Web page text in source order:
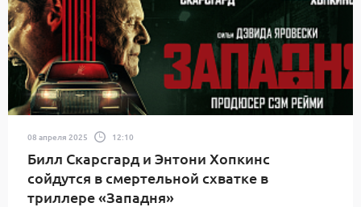
08 апреля 2025 12:10
Билл Скарсгард и Энтони Хопкинс
сойдутся в смертельной схватке в
триллере «Западня»